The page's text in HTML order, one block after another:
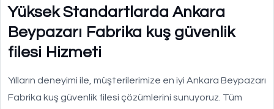
Yüksek Standartlarda Ankara
Beypazarı Fabrika kuş güvenlik
filesi Hizmeti
Yılların deneyimi ile, müşterilerimize en iyi Ankara Beypazarı
Fabrika kuş güvenlik filesi çözümlerini sunuyoruz. Tüm